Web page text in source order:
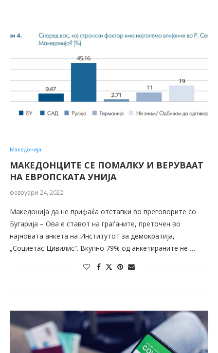
Македонија
МАКЕДОНЦИТЕ СЕ ПОМАЛКУ И ВЕРУВААТ
НА ЕВРОПСКАТА УНИЈА
февруари 24, 2022
Македонија да не прифаќа отстапки во преговорите со
Бугарија – Ова е ставот на граѓаните, преточен во
најновата анкета на Институтот за демократија,
„Социетас Цивилис“. Вкупно 79% од анкетираните не …